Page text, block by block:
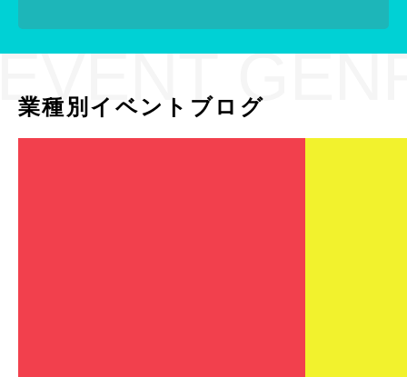
業種別イベントブログ